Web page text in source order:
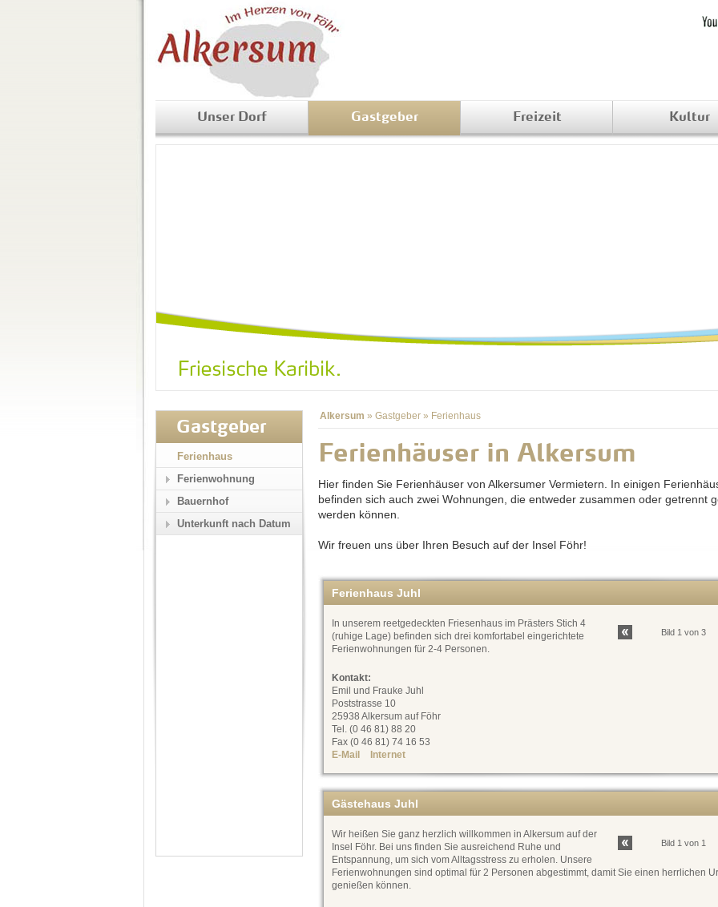
Unser Dorf Gastgeber Freizeit Kultur
Alkersum » Gastgeber » Ferienhaus
Ferienhäuser in Alkersum
Hier finden Sie Ferienhäuser von Alkersumer Vermietern. In einigen
befinden sich auch zwei Wohnungen, die entweder zusammen oder getrennt
werden können.
Wir freuen uns über Ihren Besuch auf der Insel Föhr!
Ferienhaus Juhl
Bild 1 von 3
In unserem reetgedeckten Friesenhaus im Prästers Stich 4
(ruhige Lage) befinden sich drei komfortabel eingerichtete
Ferienwohnungen für 2-4 Personen.
Kontakt:
Emil und Frauke Juhl
Poststrasse 10
25938 Alkersum auf Föhr
Tel. (0 46 81) 88 20
Fax (0 46 81) 74 16 53
E-Mail
Internet
Gästehaus Juhl
Bild 1 von 1
Wir heißen Sie ganz herzlich willkommen in Alkersum auf der
Insel Föhr. Bei uns finden Sie ausreichend Ruhe und
Entspannung, um sich vom Alltagsstress zu erholen. Unsere
Ferienwohnungen sind optimal für 2 Personen abgestimmt, damit Sie einen herrlichen
genießen können.
Gastgeber
Ferienhaus
Ferienwohnung
Bauernhof
Unterkunft nach Datum